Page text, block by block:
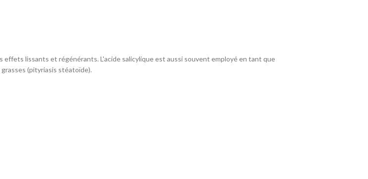
lissants et régénérants. L'acide salicylique est aussi souvent employé en tant que
(pityriasis stéatoïde).